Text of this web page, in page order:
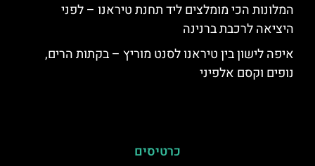
המלונות הכי מומלצים ליד תחנת טיראנו – לפני
היציאה לרכבת ברנינה
איפה לישון בין טיראנו לסנט מוריץ – בקתות הרים,
נופים וקסם אלפיני
כרטיסים